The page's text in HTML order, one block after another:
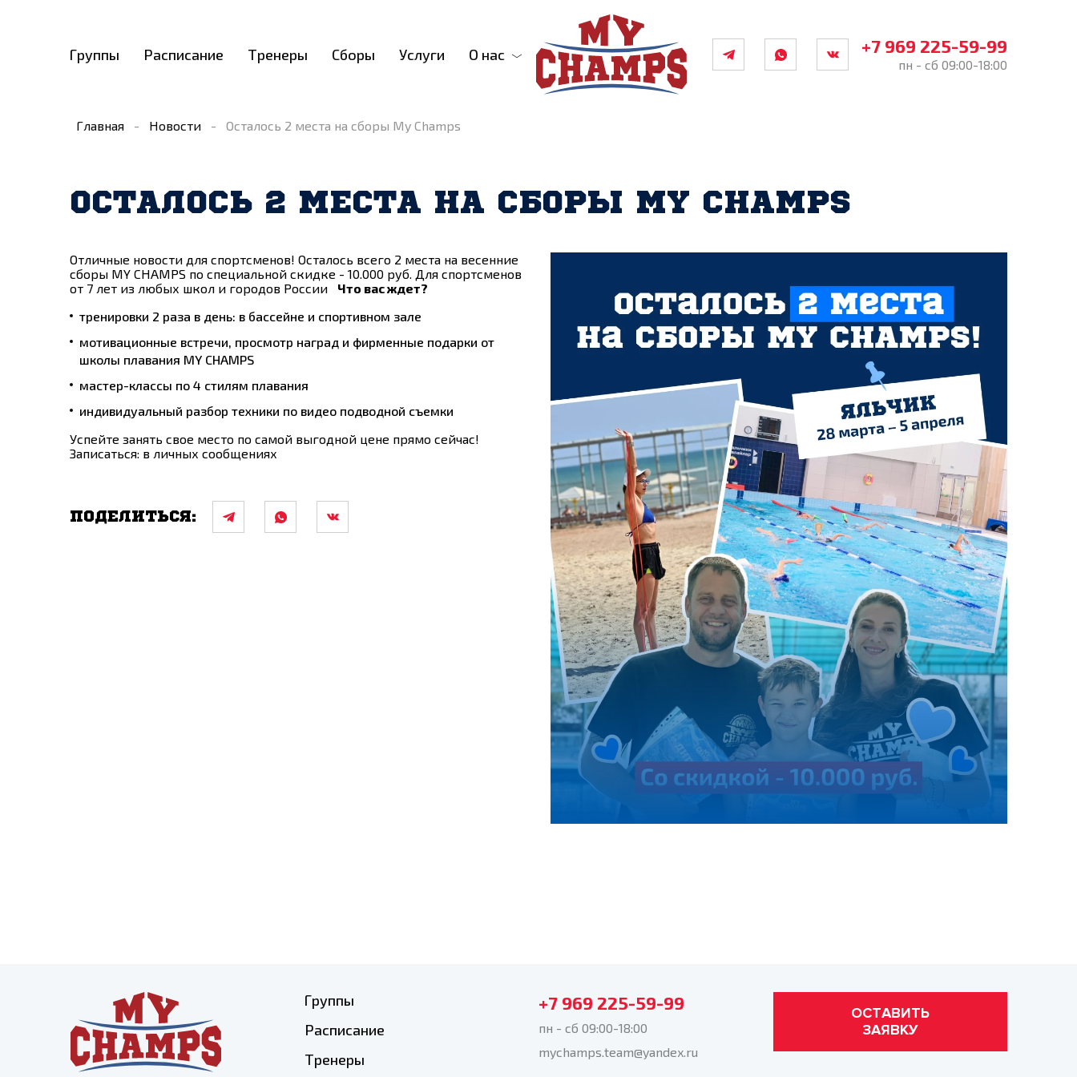
Группы Расписание Тренеры Сборы Услуги О нас +7 969 225-59-99
пн - сб 09:00-18:00
Главная - Новости - Осталось 2 места на сборы My Champs
ОСТАЛОСЬ 2 МЕСТА НА СБОРЫ MY CHAMPS
Отличные новости для спортсменов! Осталось всего 2 места на весенние
сборы MY CHAMPS по специальной скидке - 10.000 руб. Для спортсменов
от 7 лет из любых школ и городов России Что вас ждет?
тренировки 2 раза в день: в бассейне и спортивном зале
мотивационные встречи, просмотр наград и фирменные подарки от
школы плавания MY CHAMPS
мастер-классы по 4 стилям плавания
индивидуальный разбор техники по видео подводной съемки
Успейте занять свое место по самой выгодной цене прямо сейчас!
Записаться: в личных сообщениях
ПОДЕЛИТЬСЯ:
Группы
Расписание
Тренеры
+7 969 225-59-99
пн - сб 09:00-18:00
mychamps.team@yandex.ru
ОСТАВИТЬ
ЗАЯВКУ